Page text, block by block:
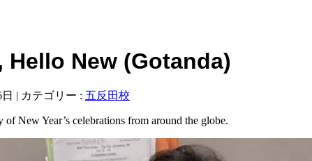
Hello New (Gotanda)
カテゴリー : 五反田校
New Year’s celebrations from around the globe.